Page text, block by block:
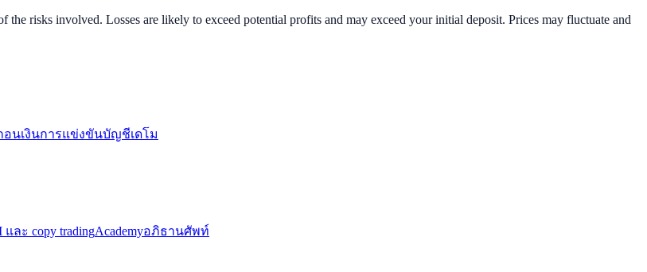
risks involved. Losses are likely to exceed potential profits and may exceed your initial deposit. Prices may fluctuate and
อนเงินการแข่งขันบัญชีเดโม
และ copy tradingAcademyอภิธานศัพท์